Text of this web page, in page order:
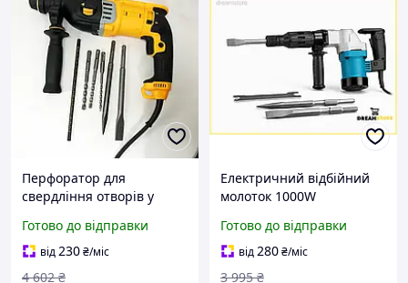
Перфоратор для
свердління отворів у
для професіоналів
штроблення NS-92
Готово до відправки
від230₴/міс
4 602 ₴
Електричний відбійний
молоток 1000W
демонтажу бетону та
штроблення цегляних
стін стор1
Готово до відправки
від280₴/міс
3 995 ₴